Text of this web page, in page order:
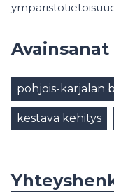
Avainsanat
pohjois-karjalan
kestävä kehitys